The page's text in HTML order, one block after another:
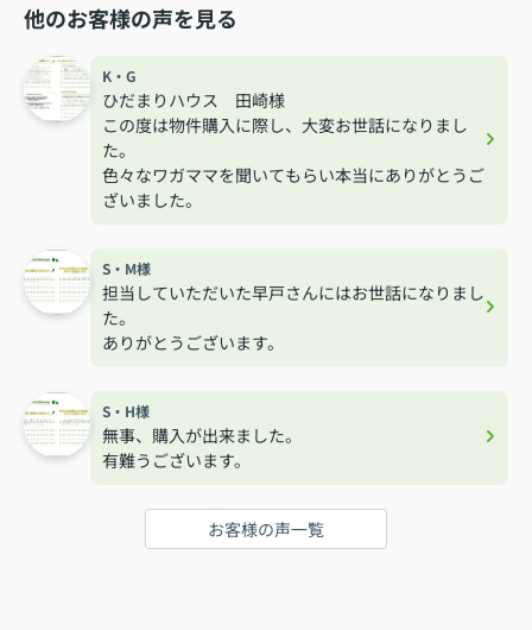
他のお客様の声を見る
K・G
ひだまりハウス 田崎様
この度は物件購入に際し、大変お世話になりまし
た。
色々なワガママを聞いてもらい本当にありがとうご
ざいました。
S・M様
担当していただいた早戸さんにはお世話になりまし
た。
ありがとうございます。
S・H様
無事、購入が出来ました。
有難うございます。
お客様の声一覧